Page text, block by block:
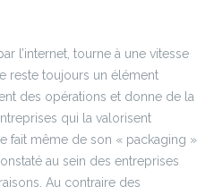
l’internet, tourne à une vitesse
reste toujours un élément
des opérations et donne de la
qui la valorisent
fait même de son « packaging »
au sein des entreprises
Au contraire des